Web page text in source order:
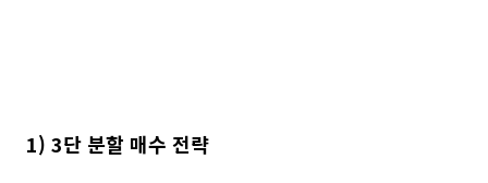
1) 3단 분할 매수 전략